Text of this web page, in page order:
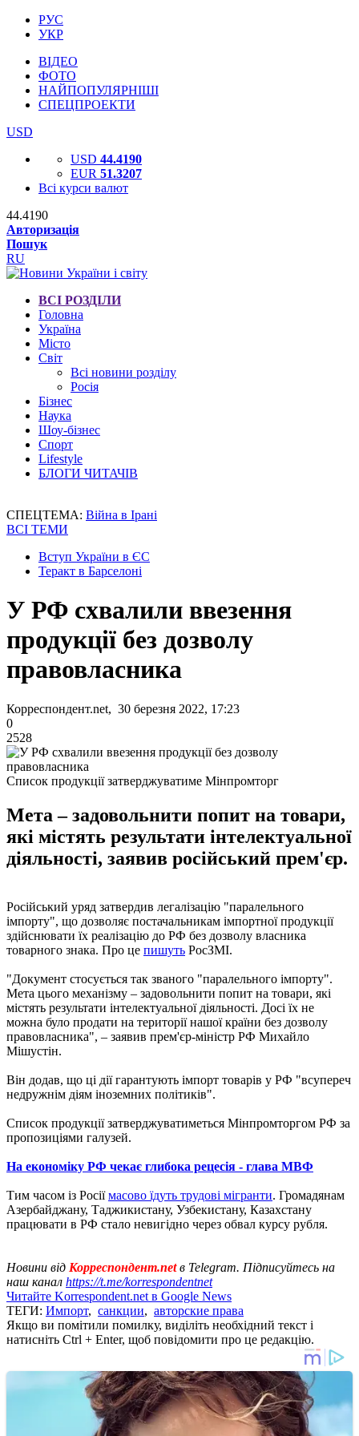
РУС
УКР
ВІДЕО
ФОТО
НАЙПОПУЛЯРНІШІ
СПЕЦПРОЕКТИ
USD
USD 44.4190
EUR 51.3207
Всі курси валют
44.4190
Авторизація
Пошук
RU
ВСІ РОЗДІЛИ
Головна
Україна
Місто
Світ
Всі новини розділу
Росія
Бізнес
Наука
Шоу-бізнес
Спорт
Lifestyle
БЛОГИ ЧИТАЧІВ
СПЕЦТЕМА: Війна в Ірані
ВСІ ТЕМИ
Вступ України в ЄС
Теракт в Барселоні
У РФ схвалили ввезення
продукції без дозволу
правовласника
Корреспондент.net, 30 березня 2022, 17:23
0
2528
Список продукції затверджуватиме Мінпромторг
Мета – задовольнити попит на товари,
які містять результати інтелектуальної
діяльності, заявив російський прем'єр.
Російський уряд затвердив легалізацію "паралельного
імпорту", що дозволяє постачальникам імпортної продукції
здійснювати їх реалізацію до РФ без дозволу власника
товарного знака. Про це пишуть РосЗМІ.
"Документ стосується так званого "паралельного імпорту".
Мета цього механізму – задовольнити попит на товари, які
містять результати інтелектуальної діяльності. Досі їх не
можна було продати на території нашої країни без дозволу
правовласника", – заявив прем'єр-міністр РФ Михайло
Мішустін.
Він додав, що ці дії гарантують імпорт товарів у РФ "всупереч
недружнім діям іноземних політиків".
Список продукції затверджуватиметься Мінпромторгом РФ за
пропозиціями галузей.
На економіку РФ чекає глибока рецесія - глава МВФ
Тим часом із Росіїмасово їдуть трудові мігранти. Громадянам
Азербайджану, Таджикистану, Узбекистану, Казахстану
працювати в РФ стало невигідно через обвал курсу рубля.
Новини від Корреспондент.netв Telegram. Підписуйтесь на
наш канал https://t.me/korrespondentnet
Читайте Korrespondent.net в Google News
ТЕГИ: Импорт, санкции, авторские права
Якщо ви помітили помилку, виділіть необхідний текст і
натисніть Ctrl + Enter, щоб повідомити про це редакцію.